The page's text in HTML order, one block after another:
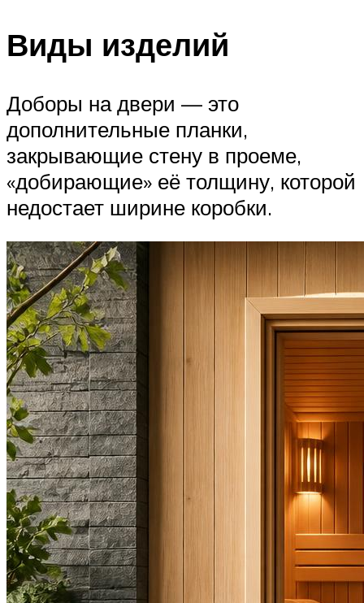
Виды изделий
Доборы на двери — это
дополнительные планки,
закрывающие стену в проеме,
«добирающие» её толщину, которой
недостает ширине коробки.